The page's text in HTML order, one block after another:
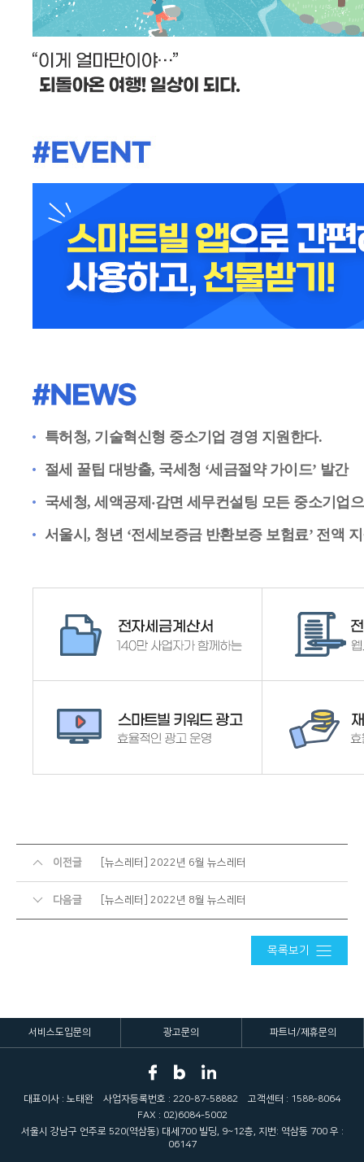
특허청, 기술혁신형 중소기업 경영 지원한다.
절세 꿀팁 대방출, 국세청 ‘세금절약 가이드’ 발간
국세청, 세액공제‧감면 세무컨설팅 모든 중소기업
서울시, 청년 ‘전세보증금 반환보증 보험료’ 전액
이전글 [뉴스레터] 2022년 6월 뉴스레터
다음글 [뉴스레터] 2022년 8월 뉴스레터
목록보기
서비스도입문의 광고문의 파트너/제휴문의
대표이사 : 노태완 사업자등록번호 : 220-87-58882
고객센터 : 1588-8064
FAX : 02)6084-5002
서울시 강남구 언주로 520(역삼동) 대세700 빌딩, 9~12층, 지번: 역삼동 700 우 :
06147